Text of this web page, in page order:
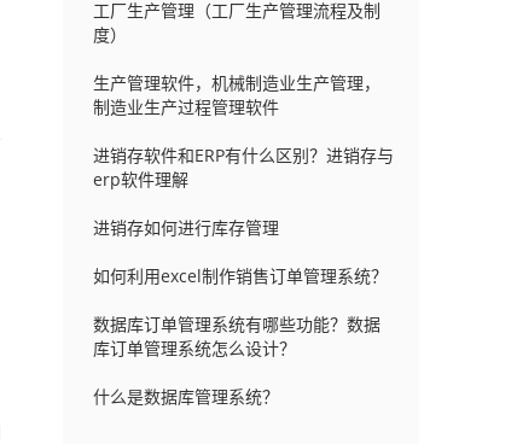
工厂生产管理（工厂生产管理流程及制
度）
生产管理软件，机械制造业生产管理，
制造业生产过程管理软件
进销存软件和ERP有什么区别？进销存与
erp软件理解
进销存如何进行库存管理
如何利用excel制作销售订单管理系统？
数据库订单管理系统有哪些功能？数据
库订单管理系统怎么设计？
什么是数据库管理系统？